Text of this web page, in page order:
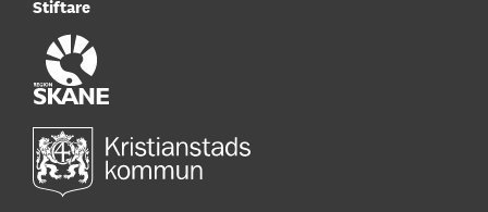
Stiftare